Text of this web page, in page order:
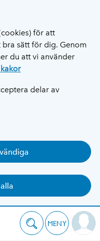
för att
sätt för dig. Genom
du att vi använder
delar av
MENY